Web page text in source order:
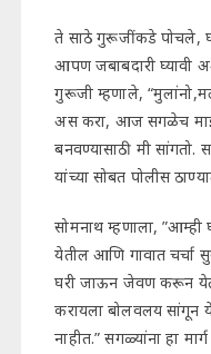
ते साठे गुरूजींकडे पोचले,
आपण जबाबदारी घ्यावी
गुरूजी म्हणाले,
अस करा, आज सगळेच
बनवण्यासाठी मी
यांच्या सोबत पोलीस
सोमनाथ म्हणाला,
येतील आणि गावात
घरी जाऊन जेवण करून
करायला बोलवलय सांगून
नाहीत.” सगळ्यांना हा